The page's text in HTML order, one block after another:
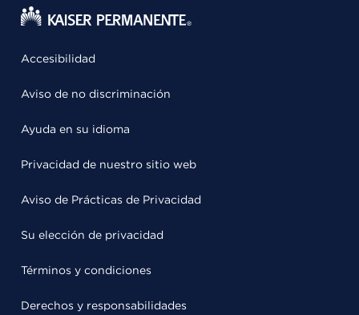
Accesibilidad
Aviso de no discriminación
Ayuda en su idioma
Privacidad de nuestro sitio web
Aviso de Prácticas de Privacidad
Su elección de privacidad
Términos y condiciones
Derechos y responsabilidades